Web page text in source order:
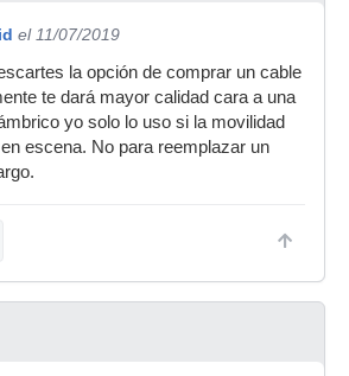
el 11/07/2019
la opción de comprar un cable
te dará mayor calidad cara a una
yo solo lo uso si la movilidad
escena. No para reemplazar un